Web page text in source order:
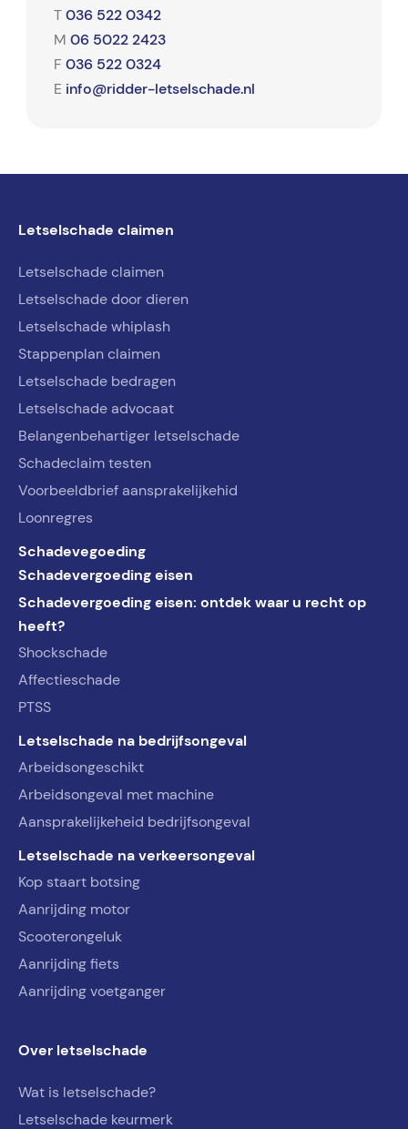
T 036 522 0342
M 06 5022 2423
F 036 522 0324
E info@ridder-letselschade.nl
Letselschade claimen
Letselschade claimen
Letselschade door dieren
Letselschade whiplash
Stappenplan claimen
Letselschade bedragen
Letselschade advocaat
Belangenbehartiger letselschade
Schadeclaim testen
Voorbeeldbrief aansprakelijkehid
Loonregres
Schadevegoeding
Schadevergoeding eisen
Schadevergoeding eisen: ontdek waar u recht op
heeft?
Shockschade
Affectieschade
PTSS
Letselschade na bedrijfsongeval
Arbeidsongeschikt
Arbeidsongeval met machine
Aansprakelijkeheid bedrijfsongeval
Letselschade na verkeersongeval
Kop staart botsing
Aanrijding motor
Scooterongeluk
Aanrijding fiets
Aanrijding voetganger
Over letselschade
Wat is letselschade?
Letselschade keurmerk